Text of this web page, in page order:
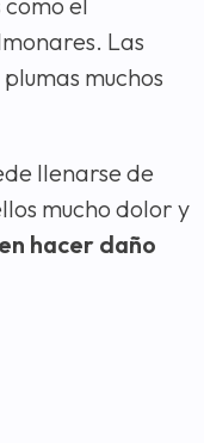
Las
muchos
llenarse de
mucho dolor y
hacer daño